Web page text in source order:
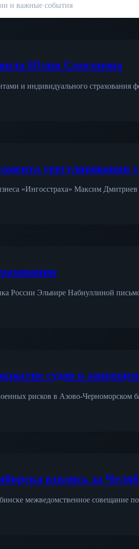
и важные события
Юлия Самсонова
и индивидуального страхования
урегулирования
«Ингосстраха» Максим
России Эльвире Набиуллиной
судов в
рисков в Азово-
взялись за
межведомственное совещание